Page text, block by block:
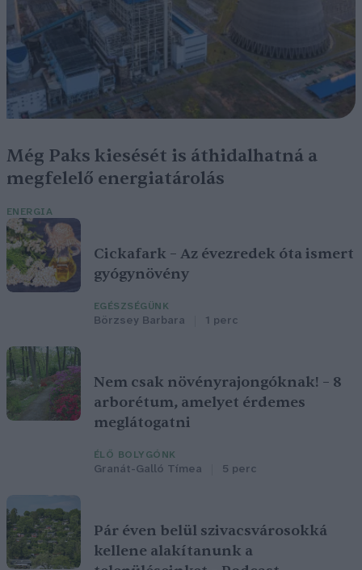
Még Paks kiesését is áthidalhatná a
megfelelő energiatárolás
ENERGIA
Cickafark – Az évezredek óta ismert
gyógynövény
EGÉSZSÉGÜNK
Börzsey Barbara 1 perc
Nem csak növényrajongóknak! – 8
arborétum, amelyet érdemes
meglátogatni
ÉLŐ BOLYGÓNK
Granát-Galló Tímea 5 perc
Pár éven belül szivacsvárosokká
kellene alakítanunk a